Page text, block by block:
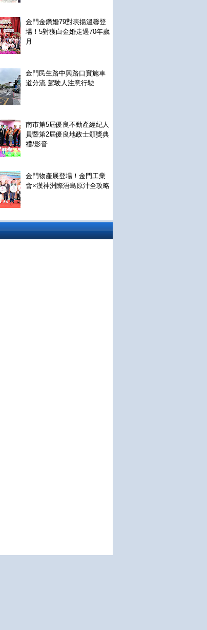
金門金鑽婚79對表揚溫馨登
場！5對獲白金婚走過70年歲
月
金門民生路中興路口實施車
道分流 駕駛人注意行駛
南市第5屆優良不動產經紀人
員暨第2屆優良地政士頒獎典
禮/影音
金門物產展登場！金門工業
會×漢神洲際浯島原汁全攻略